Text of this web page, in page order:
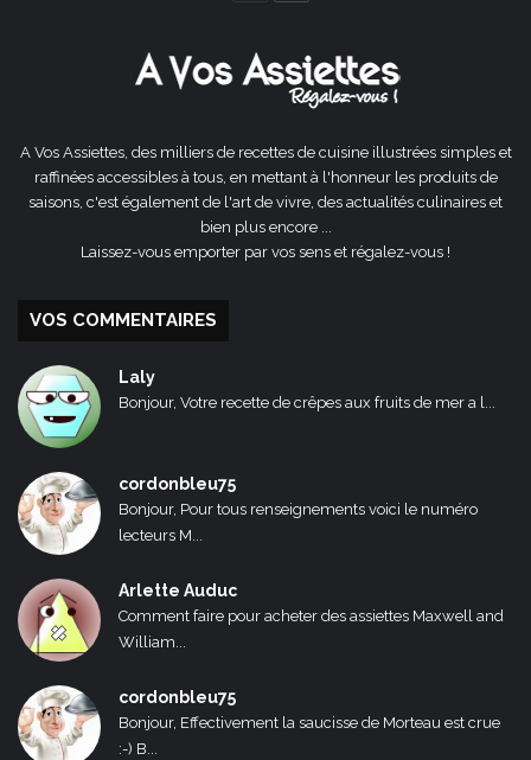
A Vos Assiettes, des milliers de recettes de cuisine illustrées simples et
raffinées accessibles à tous, en mettant à l'honneur les produits de
saisons, c'est également de l'art de vivre, des actualités culinaires et
bien plus encore ...
Laissez-vous emporter par vos sens et régalez-vous !
VOS COMMENTAIRES
Laly
Bonjour, Votre recette de crêpes aux fruits de mer a l...
cordonbleu75
Bonjour, Pour tous renseignements voici le numéro
lecteurs M...
Arlette Auduc
Comment faire pour acheter des assiettes Maxwell and
William...
cordonbleu75
Bonjour, Effectivement la saucisse de Morteau est crue
:-) B...